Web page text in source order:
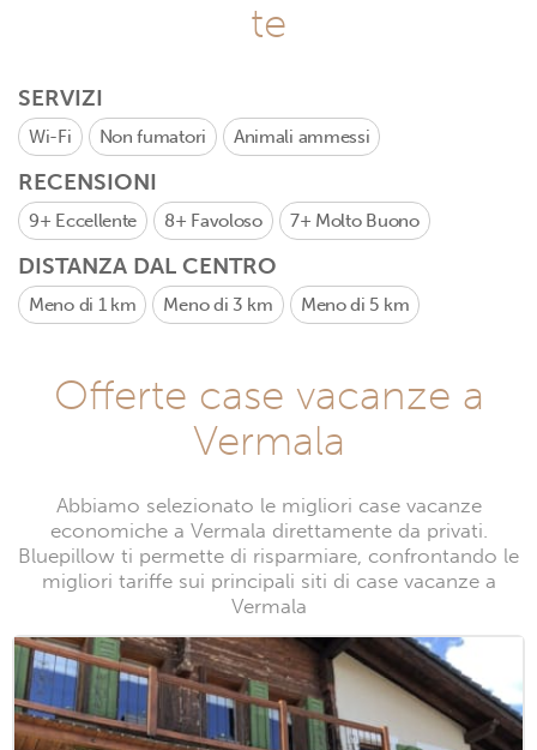
te
SERVIZI
Wi-Fi Non fumatori Animali ammessi
RECENSIONI
9+ Eccellente 8+ Favoloso 7+ Molto Buono
DISTANZA DAL CENTRO
Meno di 1 km Meno di 3 km Meno di 5 km
Offerte case vacanze a
Vermala
Abbiamo selezionato le migliori case vacanze
economiche a Vermala direttamente da privati.
Bluepillow ti permette di risparmiare, confrontando le
migliori tariffe sui principali siti di case vacanze a
Vermala